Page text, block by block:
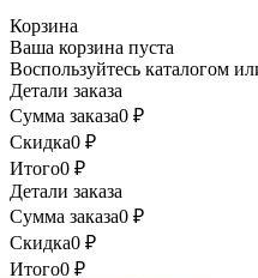
Корзина
Ваша корзина пуста
Воспользуйтесь каталогом
Детали заказа
Сумма заказа0 ₽
Скидка0 ₽
Итого0 ₽
Детали заказа
Сумма заказа0 ₽
Скидка0 ₽
Итого0 ₽